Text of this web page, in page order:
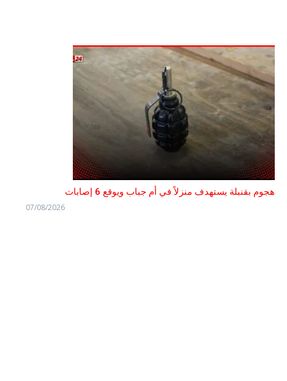
هجوم بقنبلة يستهدف منزلاً في أم جباب ويوقع 6 إصابات
07/08/2026